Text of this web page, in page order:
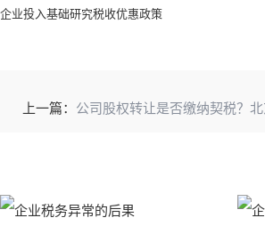
企业投入基础研究税收优惠政策
上一篇： 公司股权转让是否缴纳契税？